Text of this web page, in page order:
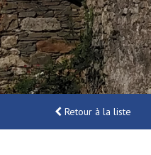
Retour à la liste